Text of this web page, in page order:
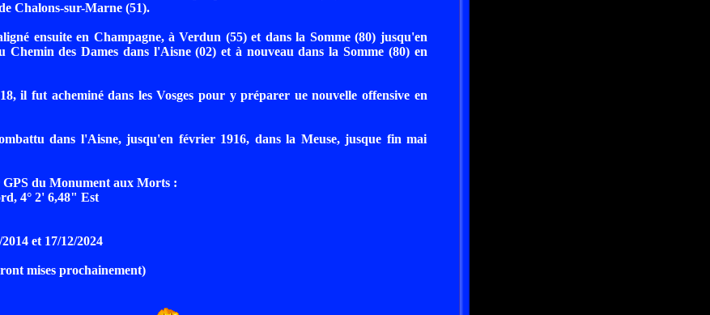
Chalons-sur-Marne (51).
ensuite en Champagne, à Verdun (55) et dans la Somme (80) jusqu'en
Chemin des Dames dans l'Aisne (02) et à nouveau dans la Somme (80) en
il fut acheminé dans les Vosges pour y préparer ue nouvelle offensive en
dans l'Aisne, jusqu'en février 1916, dans la Meuse, jusque fin mai
GPS du Monument aux Morts :
4° 2' 6,48" Est
et 17/12/2024
mises prochainement)